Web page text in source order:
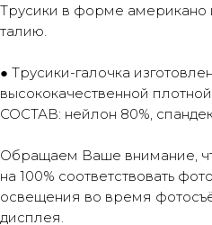
Трусики в форме американо
талию.
● Трусики-галочка
высококачественной
СОСТАВ: нейлон 80%,
Обращаем Ваше внимание,
на 100% соответствовать
освещения во время
дисплея.